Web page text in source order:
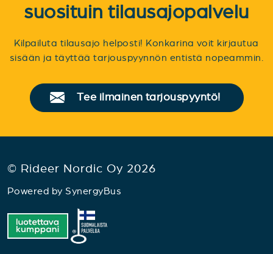
suosituin tilausajopalvelu
Kilpailuta tilausajo helposti! Konkarina voit kirjautua
sisään ja täyttää tarjouspyynnön entistä nopeammin.
Tee ilmainen tarjouspyyntö!
© Rideer Nordic Oy 2026
Powered by SynergyBus